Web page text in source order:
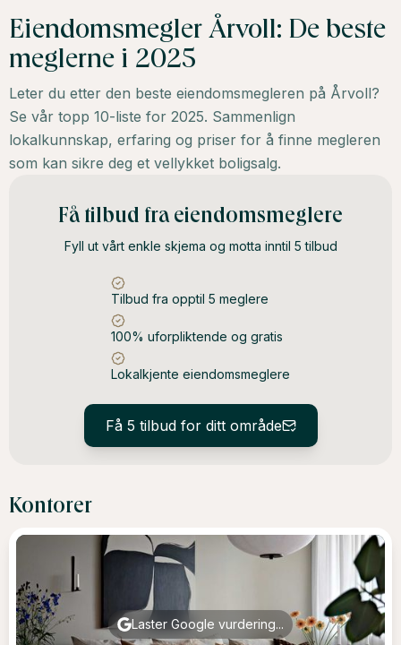
Eiendomsmegler Årvoll: De beste
meglerne i 2025
Leter du etter den beste eiendomsmegleren på Årvoll?
Se vår topp 10-liste for 2025. Sammenlign
lokalkunnskap, erfaring og priser for å finne megleren
som kan sikre deg et vellykket boligsalg.
Få tilbud fra eiendomsmeglere
Fyll ut vårt enkle skjema og motta inntil 5 tilbud
Tilbud fra opptil 5 meglere
100% uforpliktende og gratis
Lokalkjente eiendomsmeglere
Få 5 tilbud for ditt område
Kontorer
Laster Google vurdering...